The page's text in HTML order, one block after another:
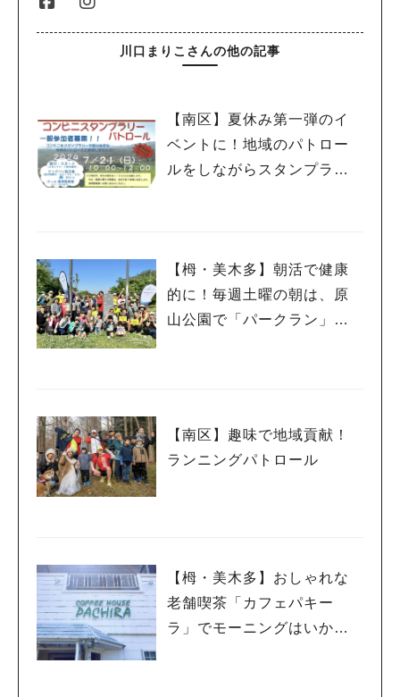
川口まりこさんの他の記事
【南区】夏休み第一弾のイ
ベントに！地域のパトロー
ルをしながらスタンプラリ
【栂・美木多】朝活で健康
的に！毎週土曜の朝は、原
山公園で「パークラン」し
【南区】趣味で地域貢献！
ランニングパトロール
【栂・美木多】おしゃれな
老舗喫茶「カフェパキー
ラ」でモーニングはいか